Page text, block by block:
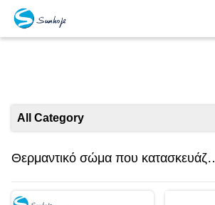
All Category
Θερμαντικό σώμα που κατασκευάζει
τη μηχανή